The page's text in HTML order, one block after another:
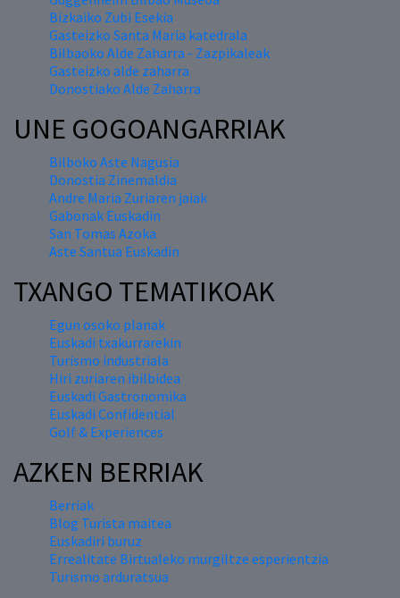
Bizkaiko Zubi Esekia
Gasteizko Santa Maria katedrala
Bilbaoko Alde Zaharra - Zazpikaleak
Gasteizko alde zaharra
Donostiako Alde Zaharra
UNE GOGOANGARRIAK
Bilboko Aste Nagusia
Donostia Zinemaldia
Andre Maria Zuriaren jaiak
Gabonak Euskadin
San Tomas Azoka
Aste Santua Euskadin
TXANGO TEMATIKOAK
Egun osoko planak
Euskadi txakurrarekin
Turismo industriala
Hiri zuriaren ibilbidea
Euskadi Gastronomika
Euskadi Confidential
Golf & Experiences
AZKEN BERRIAK
Berriak
Blog Turista maitea
Euskadiri buruz
Errealitate Birtualeko murgiltze esperientzia
Turismo arduratsua